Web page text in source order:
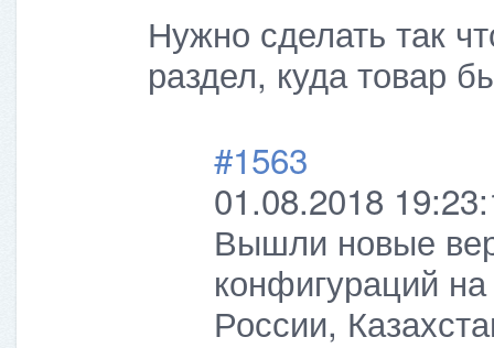
Нужно сделать так
раздел, куда товар
#1563
01.08.2018
Вышли новые
конфигураций
России,